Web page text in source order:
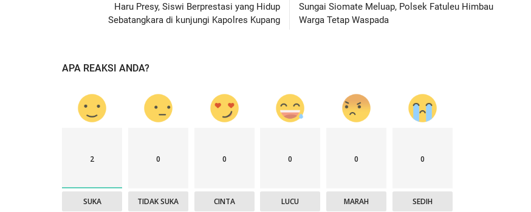
Haru Presy, Siswi Berprestasi yang Hidup
Sebatangkara di kunjungi Kapolres Kupang
Sungai Siomate Meluap, Polsek Fatuleu Himbau
Warga Tetap Waspada
APA REAKSI ANDA?
2
SUKA
0
TIDAK SUKA
0
CINTA
0
LUCU
0
MARAH
0
SEDIH
Kapolres kupang AKBP ALDINAN,
Humas Polres Kupang
Kapolres Kupang Pimpin Sertijab Dua